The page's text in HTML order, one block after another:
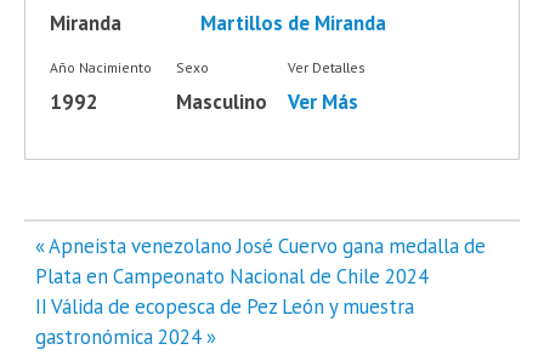
Miranda Martillos de Miranda
Año Nacimiento
1992
Sexo
Masculino
Ver Detalles
Ver Más
Navegación
de
entradas
« Apneista venezolano José Cuervo gana medalla de
Plata en Campeonato Nacional de Chile 2024
II Válida de ecopesca de Pez León y muestra
gastronómica 2024 »